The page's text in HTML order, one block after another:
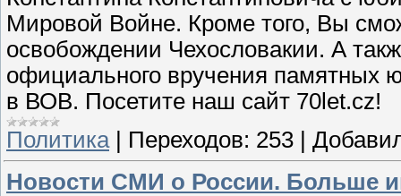
Мировой Войне. Кроме того, Вы
освобождении Чехословакии. А
официального вручения памятных
в ВОВ. Посетите наш сайт 70let.cz!
Политика | Переходов: 253 |
Новости СМИ о России. Больше